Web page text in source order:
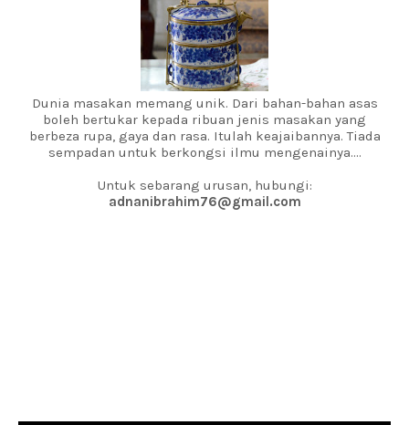
Dunia masakan memang unik. Dari bahan-bahan asas
boleh bertukar kepada ribuan jenis masakan yang
berbeza rupa, gaya dan rasa. Itulah keajaibannya. Tiada
sempadan untuk berkongsi ilmu mengenainya....
Untuk sebarang urusan, hubungi:
adnanibrahim76@gmail.com